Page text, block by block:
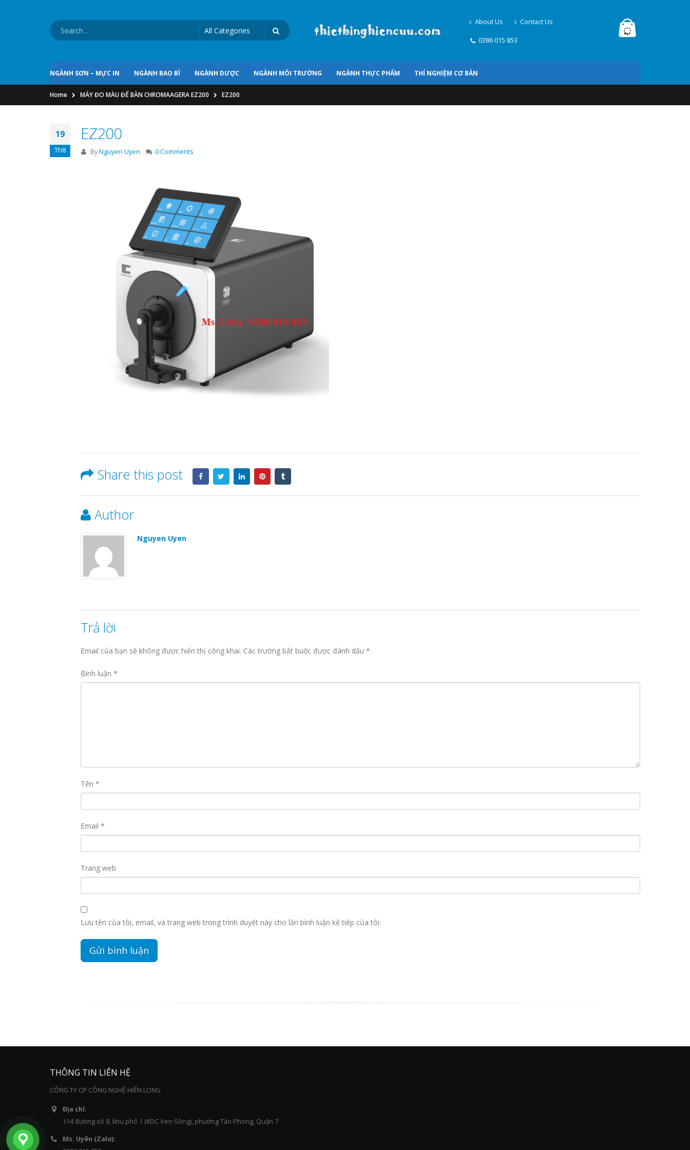
About Us Contact Us
0386 015 853
NGÀNH SƠN – MỰC IN NGÀNH BAO BÌ NGÀNH DƯỢC NGÀNH MÔI TRƯỜNG NGÀNH THỰC PHẨM THÍ NGHIỆM CƠ BẢN
Home MÁY ĐO MÀU ĐỂ BÀN CHROMAAGERA EZ200 EZ200
19
Th8
EZ200
ByNguyen Uyen 0 Comments
Share this post
Author
Nguyen Uyen
Trả lời
Email của bạn sẽ không được hiển thị công khai. Các trường bắt buộc được đánh dấu *
Bình luận *
Tên *
Email *
Trang web
Lưu tên của tôi, email, và trang web trong trình duyệt này cho lần bình luận kế tiếp của tôi.
THÔNG TIN LIÊN HỆ
CÔNG TY CP CÔNG NGHỆ HIỂN LONG
Địa chỉ:
114 đường số 8, khu phố 1 (KDC Ven Sông), phường Tân Phong, Quận 7
Ms. Uyên (Zalo):